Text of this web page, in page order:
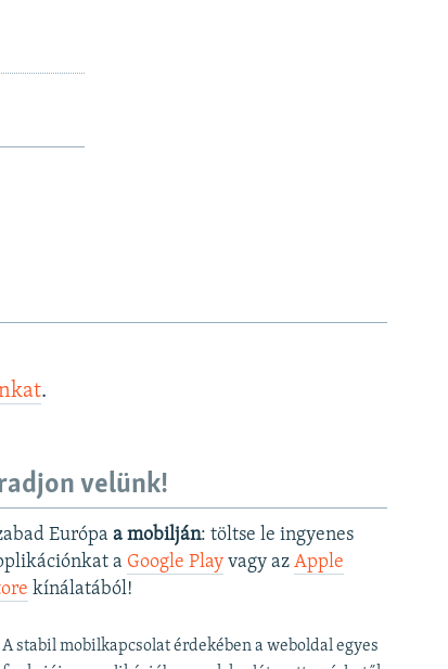
.
velünk!
Európa a mobilján: töltse le ingyenes
a Google Playvagy az Apple
kínálatából!
A stabil mobilkapcsolat érdekében a weboldal egyes